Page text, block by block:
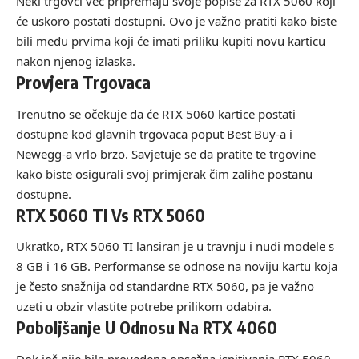
će uskoro postati dostupni. Ovo je važno pratiti kako biste
bili među prvima koji će imati priliku kupiti novu karticu
nakon njenog izlaska.
Provjera Trgovaca
Trenutno se očekuje da će RTX 5060 kartice postati
dostupne kod glavnih trgovaca poput Best Buy-a i
Newegg-a vrlo brzo. Savjetuje se da pratite te trgovine
kako biste osigurali svoj primjerak čim zalihe postanu
dostupne.
RTX 5060 TI Vs RTX 5060
Ukratko, RTX 5060 TI lansiran je u travnju i nudi modele s
8 GB i 16 GB. Performanse se odnose na noviju kartu koja
je često snažnija od standardne RTX 5060, pa je važno
uzeti u obzir vlastite potrebe prilikom odabira.
Poboljšanje U Odnosu Na RTX 4060